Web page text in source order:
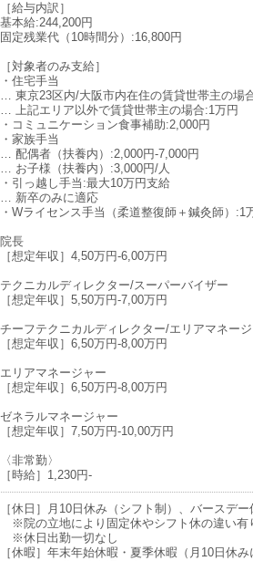
［給与内訳］
基本給:244,200円
固定残業代（10時間分）:16,800円
［対象者のみ支給］
・住宅手当
… 東京23区内/大阪市内在住の賃貸世帯主の場
… 上記エリア以外で賃貸世帯主の場合:1万円
・コミュニケーション食事補助:2,000円
・家族手当
… 配偶者（扶養内）:2,000円-7,000円
… お子様（扶養内）:3,000円/人
・引っ越し手当:最大10万円支給
… 新卒のみに適応
・Wライセンス手当（柔道整復師＋鍼灸師）:1
院長
［想定年収］4,50万円-6,00万円
テクニカルディレクター/スーパーバイザー
［想定年収］5,50万円-7,00万円
チーフテクニカルディレクター/エリアマネー
［想定年収］6,50万円-8,00万円
エリアマネージャー
［想定年収］6,50万円-8,00万円
ゼネラルマネージャー
［想定年収］7,50万円-10,00万円
〈非常勤〉
［時給］1,230円-
［休日］月10日休み（シフト制）、バースデー
※院の立地により固定休やシフト休の違い有
※休日出勤一切なし
［休暇］年末年始休暇・夏季休暇（月10日休み